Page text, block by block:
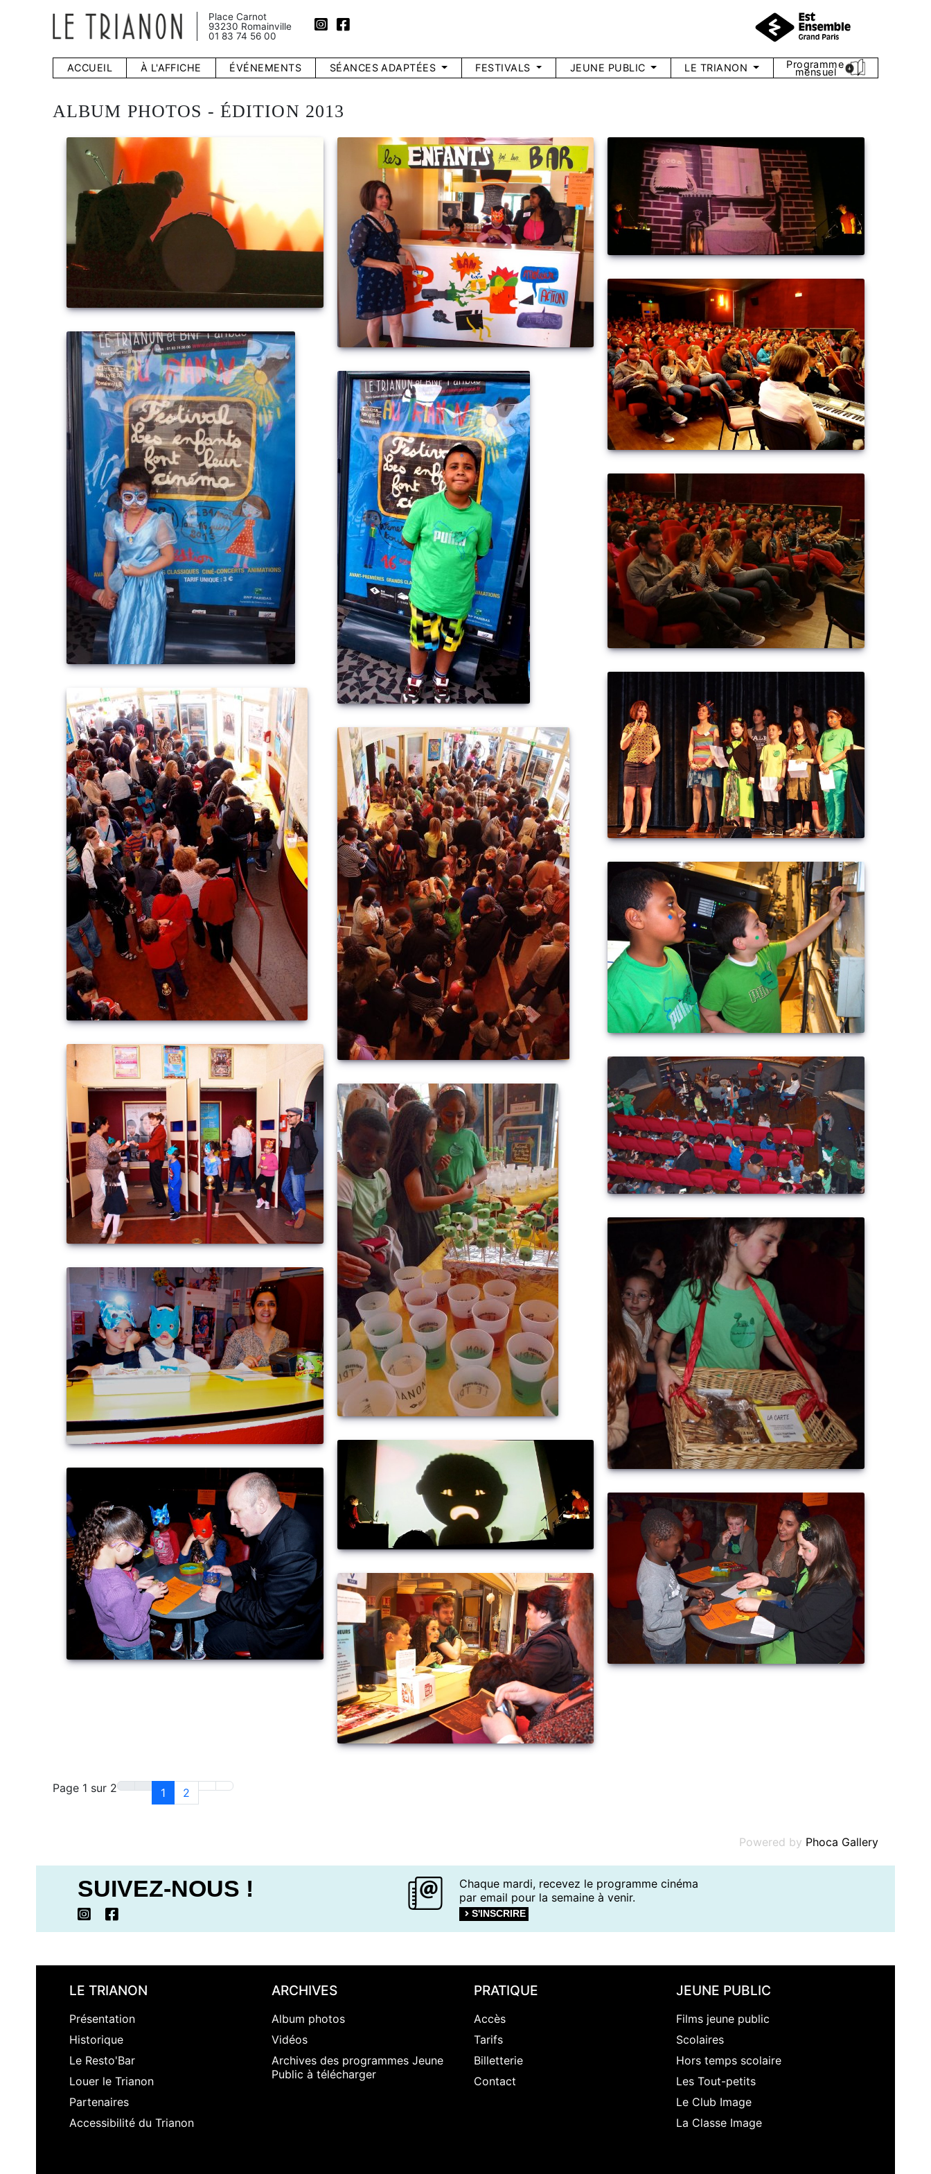
Place Carnot
93230 Romainville
01 83 74 56 00
ACCUEIL À L'AFFICHE ÉVÉNEMENTS SÉANCES ADAPTÉES FESTIVALS JEUNE PUBLIC LE TRIANON Programme
mensuel
ALBUM PHOTOS - ÉDITION 2013
Page 1 sur 2 1 2
Powered by Phoca Gallery
SUIVEZ-NOUS !
Chaque mardi, recevez le programme cinéma
par email pour la semaine à venir.
S'INSCRIRE
LE TRIANON
Présentation
Historique
Le Resto'Bar
Louer le Trianon
Partenaires
Accessibilité du Trianon
ARCHIVES
Album photos
Vidéos
Archives des programmes Jeune
Public à télécharger
PRATIQUE
Accès
Tarifs
Billetterie
Contact
JEUNE PUBLIC
Films jeune public
Scolaires
Hors temps scolaire
Les Tout-petits
Le Club Image
La Classe Image